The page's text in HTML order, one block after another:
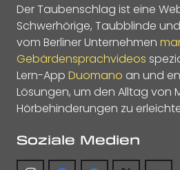
Der Taubenschlag ist eine
Schwerhörige, Taubblinde
vom Berliner Unternehmen
Gebärdensprachvideos
Lern-App Duomano an und
Lösungen, um den Alltag von
Hörbehinderungen zu
Soziale Medien